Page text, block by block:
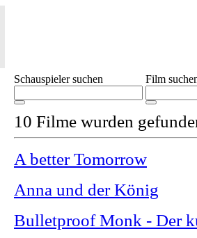
Schauspieler suchen Film
10 Filme wurden
A better Tomorrow
Anna und der König
Bulletproof Monk - Der